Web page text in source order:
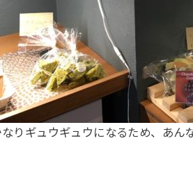
りギュウギュウになるため、あん